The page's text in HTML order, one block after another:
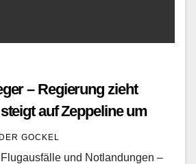
– Regierung zieht
auf Zeppeline um
DER GOCKEL
und Notlandungen –